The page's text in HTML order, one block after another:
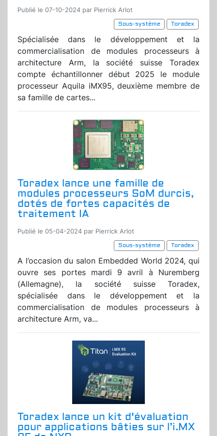
Publié le 07-10-2024 par Pierrick Arlot
Sous-système
Toradex
Spécialisée dans le développement et la
commercialisation de modules processeurs à
architecture Arm, la société suisse Toradex
compte échantillonner début 2025 le module
processeur Aquila iMX95, deuxième membre de
sa famille de cartes...
Toradex lance une famille de
modules processeurs SoM durcis,
dotés de fortes capacités de
traitement IA
Publié le 05-04-2024 par Pierrick Arlot
Sous-système
Toradex
A l’occasion du salon Embedded World 2024, qui
ouvre ses portes mardi 9 avril à Nuremberg
(Allemagne), la société suisse Toradex,
spécialisée dans le développement et la
commercialisation de modules processeurs à
architecture Arm, va...
Toradex lance un kit d'évaluation
pour applications bâties sur l’i.MX